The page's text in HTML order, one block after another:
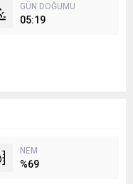
GÜN DOĞUMU
05:19
NEM
%69